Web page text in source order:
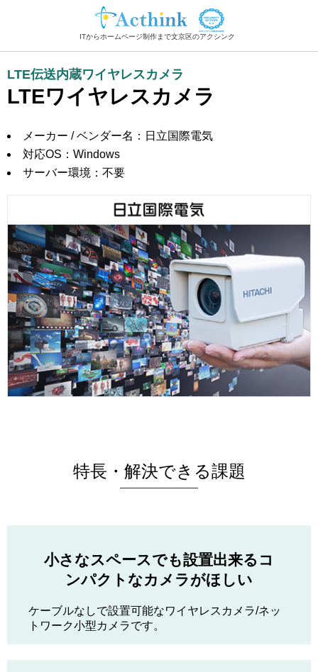
ITからホームページ制作まで文京区のアクシンク
LTE伝送内蔵ワイヤレスカメラ
LTEワイヤレスカメラ
メーカー / ベンダー名：日立国際電気
対応OS：Windows
サーバー環境：不要
特長・解決できる課題
小さなスペースでも設置出来るコ
ンパクトなカメラがほしい
ケーブルなしで設置可能なワイヤレスカメラ/ネッ
トワーク小型カメラです。